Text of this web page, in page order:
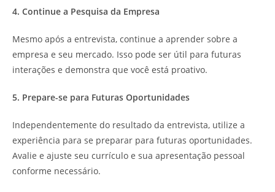
4. Continue a Pesquisa da Empresa
Mesmo após a entrevista, continue a aprender sobre a
empresa e seu mercado. Isso pode ser útil para futuras
interações e demonstra que você está proativo.
5. Prepare-se para Futuras Oportunidades
Independentemente do resultado da entrevista, utilize a
experiência para se preparar para futuras oportunidades.
Avalie e ajuste seu currículo e sua apresentação pessoal
conforme necessário.